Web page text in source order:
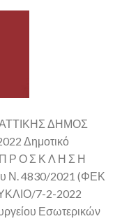
ΔΗΜΟΣ
Δημοτικό
Ο Σ Κ Λ Η Σ Η
Ν. 4830/2021 (ΦΕΚ
7-2-2022
Εσωτερικών